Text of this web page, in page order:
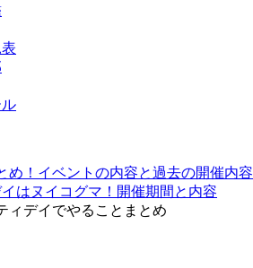
め！イベントの内容と過去の開催内容
はヌイコグマ！開催期間と内容
ィデイでやることまとめ